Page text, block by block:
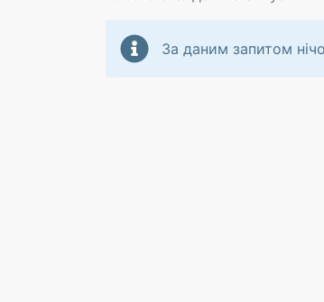
За даним запитом